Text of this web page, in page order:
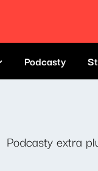
Podcasty
Podcasty extra